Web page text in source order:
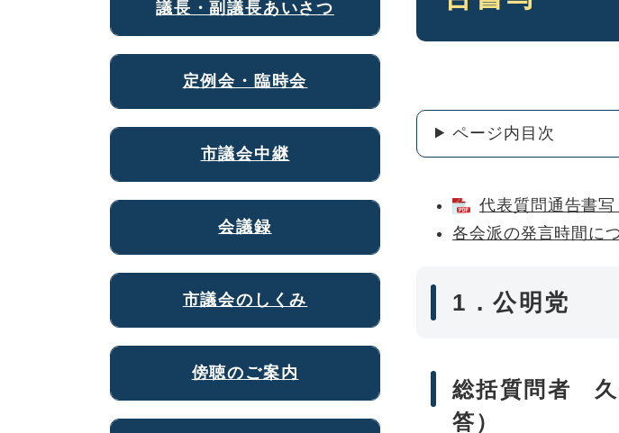
ページ内目次
代表質問通告書
各会派の発言時間に
1．公明党
総括質問者 久
答）
議長・副議長あいさつ
定例会・臨時会
市議会中継
会議録
市議会のしくみ
傍聴のご案内